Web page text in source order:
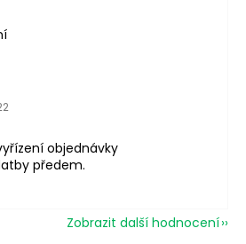
obchodu je 5 z 5 hvězdiček.
objednávky
předem.
Zobrazit další hodnocení